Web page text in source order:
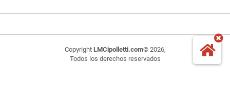
Copyright LMCipolletti.com© 2026,
Todos los derechos reservados